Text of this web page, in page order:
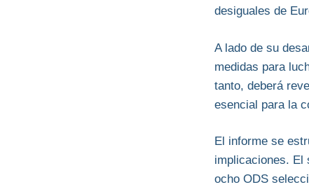
desiguales de
A lado de su
medidas para
tanto, deberá
esencial para la
El informe se
implicaciones. El
ocho ODS